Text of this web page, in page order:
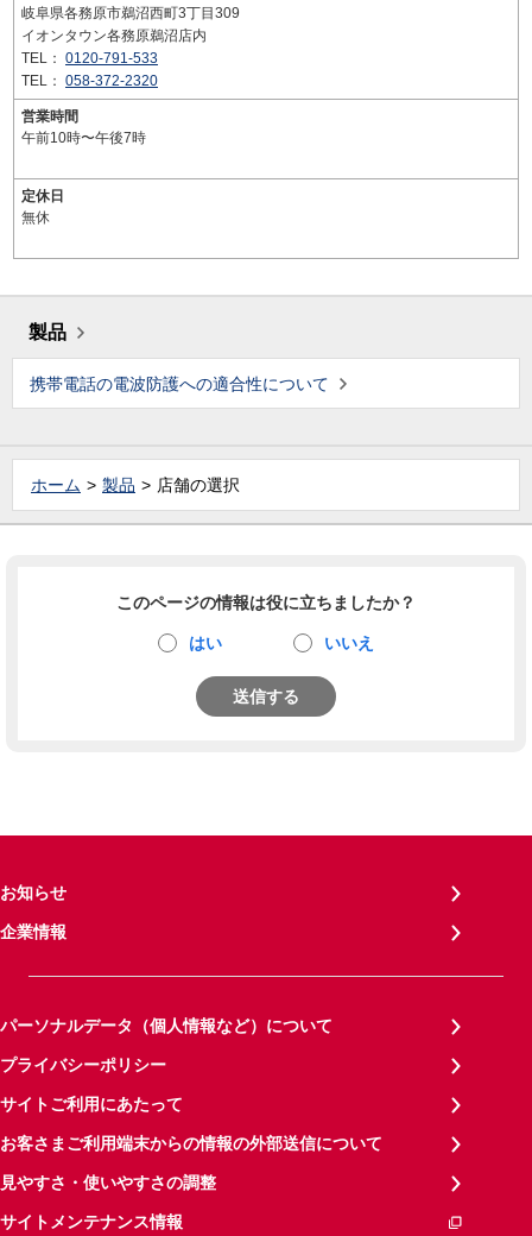
岐阜県各務原市鵜沼西町3丁目309
イオンタウン各務原鵜沼店内
TEL： 0120-791-533
TEL： 058-372-2320
営業時間
午前10時〜午後7時
定休日
無休
製品
携帯電話の電波防護への適合性について
ホーム 製品 店舗の選択
このページの情報は役に立ちましたか？
はい いいえ
送信する
お知らせ
企業情報
パーソナルデータ（個人情報など）について
プライバシーポリシー
サイトご利用にあたって
お客さまご利用端末からの情報の外部送信について
見やすさ・使いやすさの調整
サイトメンテナンス情報